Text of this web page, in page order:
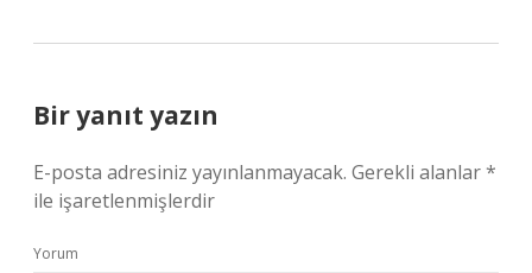
Bir yanıt yazın
E-posta adresiniz yayınlanmayacak. Gerekli alanlar*
ile işaretlenmişlerdir
Yorum